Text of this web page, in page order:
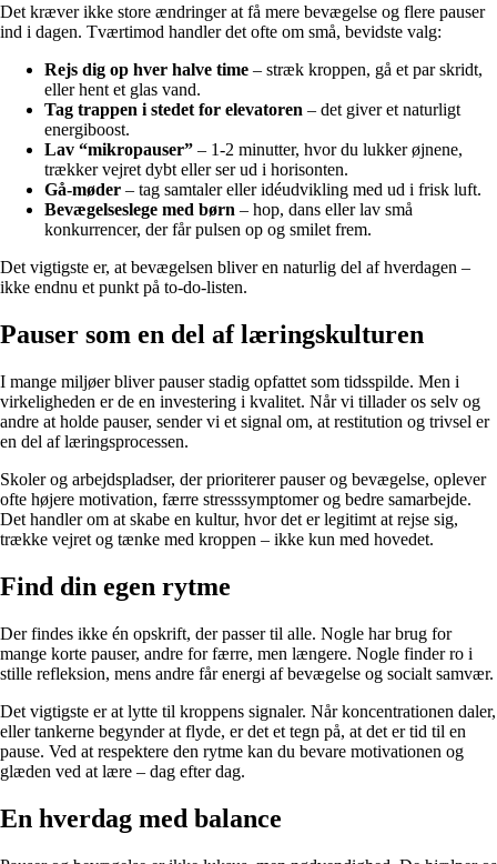
Det kræver ikke store ændringer at få mere bevægelse og flere pauser
ind i dagen. Tværtimod handler det ofte om små, bevidste valg:
Rejs dig op hver halve time – stræk kroppen, gå et par skridt,
eller hent et glas vand.
Tag trappen i stedet for elevatoren – det giver et naturligt
energiboost.
Lav “mikropauser” – 1-2 minutter, hvor du lukker øjnene,
trækker vejret dybt eller ser ud i horisonten.
Gå-møder – tag samtaler eller idéudvikling med ud i frisk luft.
Bevægelseslege med børn – hop, dans eller lav små
konkurrencer, der får pulsen op og smilet frem.
Det vigtigste er, at bevægelsen bliver en naturlig del af hverdagen –
ikke endnu et punkt på to-do-listen.
Pauser som en del af læringskulturen
I mange miljøer bliver pauser stadig opfattet som tidsspilde. Men i
virkeligheden er de en investering i kvalitet. Når vi tillader os selv og
andre at holde pauser, sender vi et signal om, at restitution og trivsel er
en del af læringsprocessen.
Skoler og arbejdspladser, der prioriterer pauser og bevægelse, oplever
ofte højere motivation, færre stresssymptomer og bedre samarbejde.
Det handler om at skabe en kultur, hvor det er legitimt at rejse sig,
trække vejret og tænke med kroppen – ikke kun med hovedet.
Find din egen rytme
Der findes ikke én opskrift, der passer til alle. Nogle har brug for
mange korte pauser, andre for færre, men længere. Nogle finder ro i
stille refleksion, mens andre får energi af bevægelse og socialt samvær.
Det vigtigste er at lytte til kroppens signaler. Når koncentrationen daler,
eller tankerne begynder at flyde, er det et tegn på, at det er tid til en
pause. Ved at respektere den rytme kan du bevare motivationen og
glæden ved at lære – dag efter dag.
En hverdag med balance